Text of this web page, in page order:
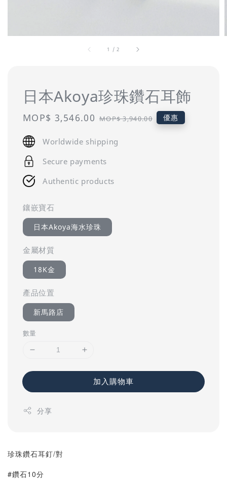
1 /2
日本Akoya珍珠鑽石耳飾
Sale
MOP$ 3,546.00 Regular
MOP$ 3,940.00 優惠
Worldwide shipping
Secure payments
Authentic products
鑲嵌寶石
日本Akoya海水珍珠
金屬材質
18K金
產品位置
新馬路店
數量
加入購物車
分享
珍珠鑽石耳釘/對
#鑽石10分